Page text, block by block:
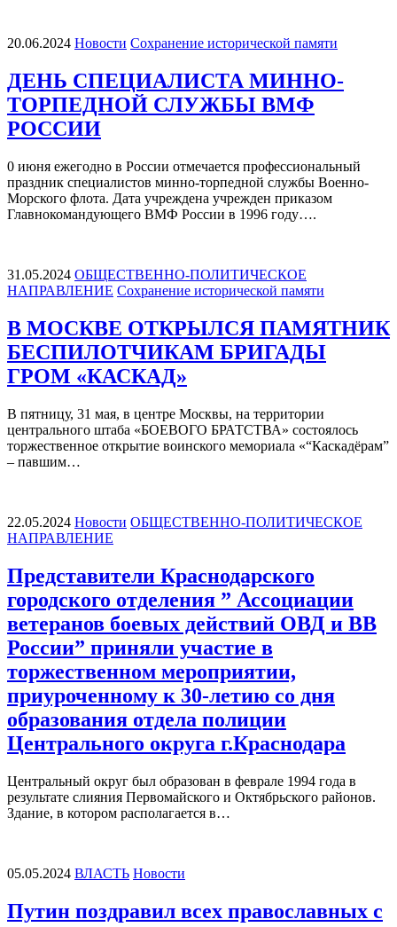
20.06.2024 Новости Сохранение исторической памяти
ДЕНЬ СПЕЦИАЛИСТА МИННО-
ТОРПЕДНОЙ СЛУЖБЫ ВМФ
РОССИИ
0 июня ежегодно в России отмечается профессиональный
праздник специалистов минно-торпедной службы Военно-
Морского флота. Дата учреждена учрежден приказом
Главнокомандующего ВМФ России в 1996 году….
31.05.2024 ОБЩЕСТВЕННО-ПОЛИТИЧЕСКОЕ
НАПРАВЛЕНИЕ Сохранение исторической памяти
В МОСКВЕ ОТКРЫЛСЯ ПАМЯТНИК
БЕСПИЛОТЧИКАМ БРИГАДЫ
ГРОМ «КАСКАД»
В пятницу, 31 мая, в центре Москвы, на территории
центрального штаба «БОЕВОГО БРАТСТВА» состоялось
торжественное открытие воинского мемориала «“Каскадёрам”
– павшим…
22.05.2024 Новости ОБЩЕСТВЕННО-ПОЛИТИЧЕСКОЕ
НАПРАВЛЕНИЕ
Представители Краснодарского
городского отделения ” Ассоциации
ветеранов боевых действий ОВД и ВВ
России” приняли участие в
торжественном мероприятии,
приуроченному к 30-летию со дня
образования отдела полиции
Центрального округа г.Краснодара
Центральный округ был образован в феврале 1994 года в
результате слияния Первомайского и Октябрьского районов.
Здание, в котором располагается в…
05.05.2024 ВЛАСТЬ Новости
Путин поздравил всех православных с